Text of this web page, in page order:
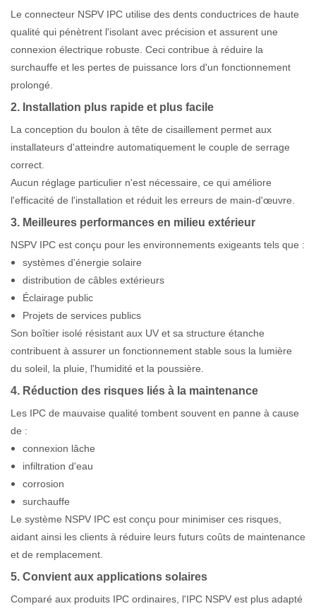
Le connecteur NSPV IPC utilise des dents conductrices de haute
qualité qui pénètrent l'isolant avec précision et assurent une
connexion électrique robuste. Ceci contribue à réduire la
surchauffe et les pertes de puissance lors d'un fonctionnement
prolongé.
2. Installation plus rapide et plus facile
La conception du boulon à tête de cisaillement permet aux
installateurs d'atteindre automatiquement le couple de serrage
correct.
Aucun réglage particulier n'est nécessaire, ce qui améliore
l'efficacité de l'installation et réduit les erreurs de main-d'œuvre.
3. Meilleures performances en milieu extérieur
NSPV IPC est conçu pour les environnements exigeants tels que :
systèmes d'énergie solaire
distribution de câbles extérieurs
Éclairage public
Projets de services publics
Son boîtier isolé résistant aux UV et sa structure étanche
contribuent à assurer un fonctionnement stable sous la lumière
du soleil, la pluie, l'humidité et la poussière.
4. Réduction des risques liés à la maintenance
Les IPC de mauvaise qualité tombent souvent en panne à cause
de :
connexion lâche
infiltration d'eau
corrosion
surchauffe
Le système NSPV IPC est conçu pour minimiser ces risques,
aidant ainsi les clients à réduire leurs futurs coûts de maintenance
et de remplacement.
5. Convient aux applications solaires
Comparé aux produits IPC ordinaires, l'IPC NSPV est plus adapté